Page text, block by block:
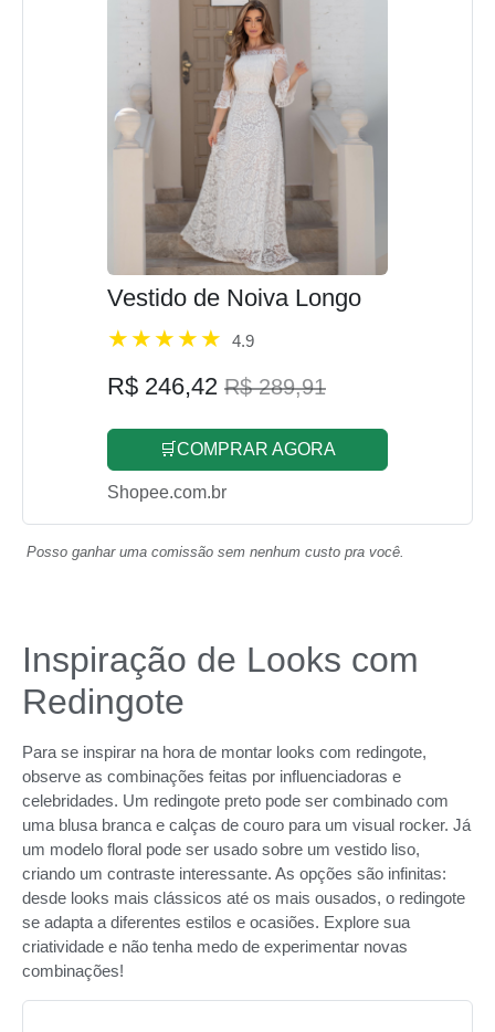
Vestido de Noiva Longo
4.9
R$ 246,42 R$ 289,91
🛒COMPRAR AGORA
Shopee.com.br
Posso ganhar uma comissão sem nenhum custo pra você.
Inspiração de Looks com
Redingote
Para se inspirar na hora de montar looks com redingote,
observe as combinações feitas por influenciadoras e
celebridades. Um redingote preto pode ser combinado com
uma blusa branca e calças de couro para um visual rocker. Já
um modelo floral pode ser usado sobre um vestido liso,
criando um contraste interessante. As opções são infinitas:
desde looks mais clássicos até os mais ousados, o redingote
se adapta a diferentes estilos e ocasiões. Explore sua
criatividade e não tenha medo de experimentar novas
combinações!